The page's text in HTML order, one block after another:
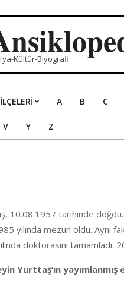
Kültür-Biyografi
A B C
V Y Z
10.08.1957 tarihinde
yılında mezun oldu. Ayni
doktorasını
Yurttaş’ın yayımlanmış